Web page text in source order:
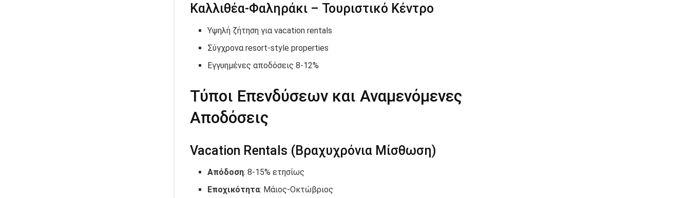
Καλλιθέα-Φαληράκι – Τουριστικό Κέντρο
Υψηλή ζήτηση για vacation rentals
Σύγχρονα resort-style properties
Εγγυημένες αποδόσεις 8-12%
Τύποι Επενδύσεων και Αναμενόμενες
Αποδόσεις
Vacation Rentals (Βραχυχρόνια Μίσθωση)
Απόδοση: 8-15% ετησίως
Εποχικότητα: Μάιος-Οκτώβριος